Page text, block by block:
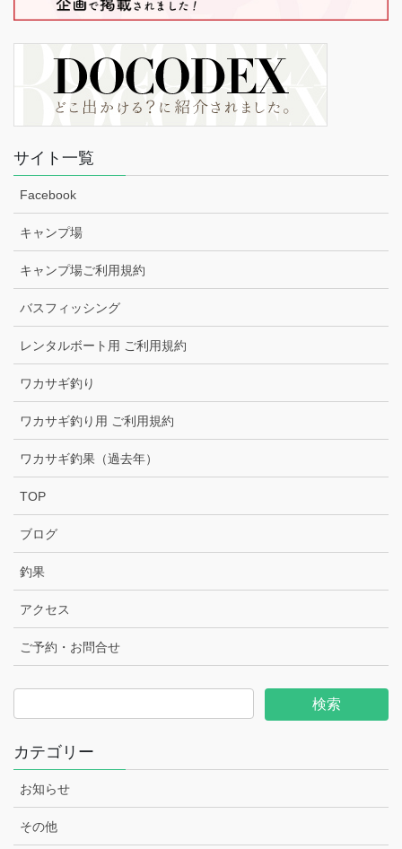
サイト一覧
Facebook
キャンプ場
キャンプ場ご利用規約
バスフィッシング
レンタルボート用 ご利用規約
ワカサギ釣り
ワカサギ釣り用 ご利用規約
ワカサギ釣果（過去年）
TOP
ブログ
釣果
アクセス
ご予約・お問合せ
カテゴリー
お知らせ
その他